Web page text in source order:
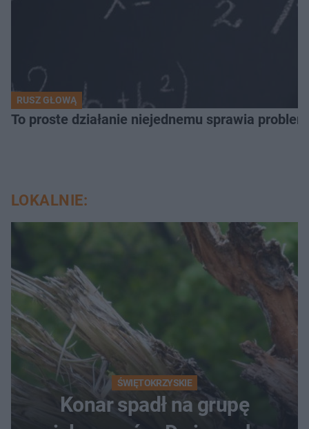
RUSZ GŁOWĄ
To proste działanie niejednemu sprawia
LOKALNIE:
ŚWIĘTOKRZYSKIE
Konar spadł na grupę